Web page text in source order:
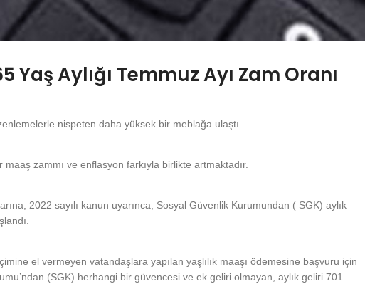
Yaş Aylığı Temmuz Ayı Zam Oranı
nispeten daha yüksek bir meblağa ulaştı.
zammı ve enflasyon farkıyla birlikte artmaktadır.
2022 sayılı kanun uyarınca, Sosyal Güvenlik Kurumundan ( SGK) aylık
el vermeyen vatandaşlara yapılan yaşlılık maaşı ödemesine başvuru için
(SGK) herhangi bir güvencesi ve ek geliri olmayan, aylık geliri 701